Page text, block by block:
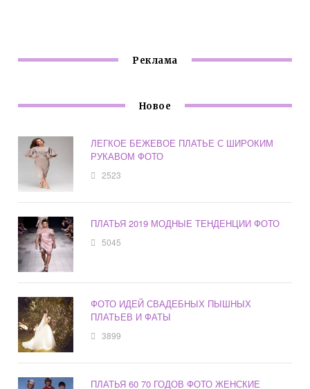
Реклама
Новое
ЛЕГКОЕ БЕЖЕВОЕ ПЛАТЬЕ С ШИРОКИМ
РУКАВОМ ФОТО
2523
ПЛАТЬЯ 2019 МОДНЫЕ ТЕНДЕНЦИИ ФОТО
5045
ФОТО ИДЕЙ СВАДЕБНЫХ ПЫШНЫХ
ПЛАТЬЕВ И ФАТЫ
3899
ПЛАТЬЯ 60 70 ГОДОВ ФОТО ЖЕНСКИЕ